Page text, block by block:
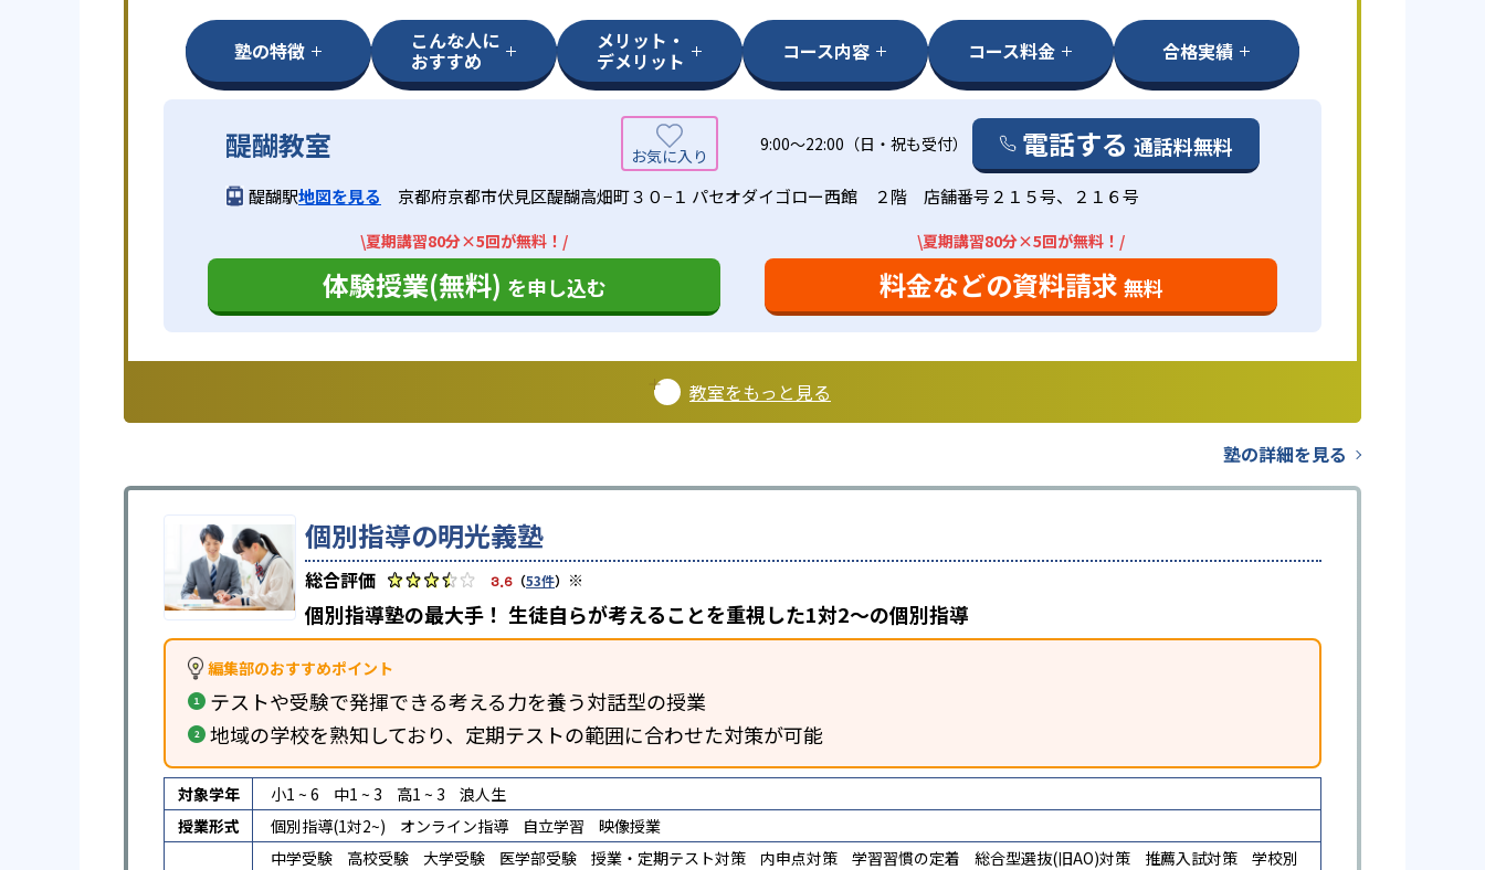
塾の特徴 こんな人に
おすすめ
メリット・
デメリット コース内容 コース料金 合格実績
醍醐教室 9:00～22:00（日・祝も受付） 電話する 通話料無料
醍醐駅地図を見る 京都府京都市伏見区醍醐高畑町３０−１ パセオダイゴロー西館 ２階 店舗番号２１５号、２１６号
\夏期講習80分×5回が無料！/
体験授業(無料) を申し込む
\夏期講習80分×5回が無料！/
料金などの資料請求 無料
教室をもっと見る
塾の詳細を見る
個別指導の明光義塾
3.6 （53件） ※
個別指導塾の最大手！ 生徒自らが考えることを重視した1対2〜の個別指導
編集部のおすすめポイント
テストや受験で発揮できる考える力を養う対話型の授業
地域の学校を熟知しており、定期テストの範囲に合わせた対策が可能
対象学年 小1 ~ 6 中1 ~ 3 高1 ~ 3
浪人生
授業形式
個別指導(1対2~) オンライン指導 自立学習 映像授業
中学受験 高校受験 大学受験 医学部受験 授業・定期テスト対策 内申点対策 学習習慣の定着 総合型選抜(旧AO)対策 推薦入試対策
学校別